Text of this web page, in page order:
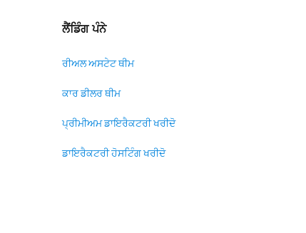
ਲੈਂਡਿੰਗ ਪੰਨੇ
ਰੀਅਲ ਅਸਟੇਟ ਥੀਮ
ਕਾਰ ਡੀਲਰ ਥੀਮ
ਪ੍ਰੀਮੀਅਮ ਡਾਇਰੈਕਟਰੀ ਖਰੀਦੋ
ਡਾਇਰੈਕਟਰੀ ਹੋਸਟਿੰਗ ਖਰੀਦੋ